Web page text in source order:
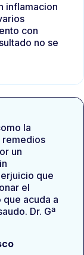
inflamacion
con
no se
la
remedios
un
que
el
acuda a
Dr. Gª